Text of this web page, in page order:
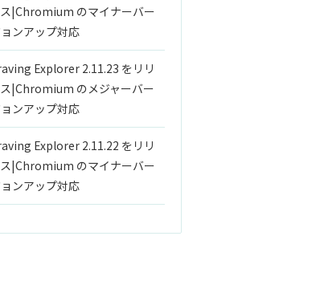
|Chromium のマイナーバー
ンアップ対応
Explorer 2.11.23 をリリ
|Chromium のメジャーバー
ンアップ対応
Explorer 2.11.22 をリリ
|Chromium のマイナーバー
ンアップ対応